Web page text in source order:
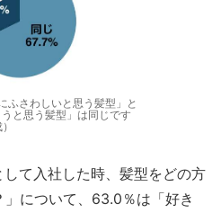
ふさわしいと思う髪型」と
うと思う髪型」は同じです
て入社した時、髪型をどの方
について、63.0％は「好き